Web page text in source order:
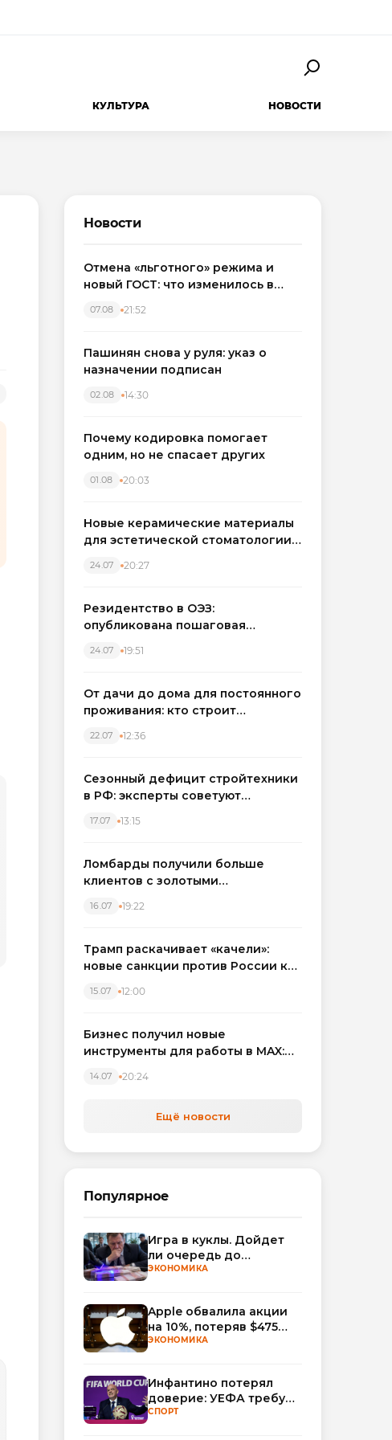
КУЛЬТУРА НОВОСТИ
Новости
Отмена «льготного» режима и
новый ГОСТ: что изменилось в
07.08 21:52
Пашинян снова у руля: указ о
назначении подписан
02.08 14:30
Почему кодировка помогает
одним, но не спасает других
01.08 20:03
Новые керамические материалы
для эстетической стоматологии
24.07 20:27
Резидентство в ОЭЗ:
опубликована пошаговая
налоговых льгот для инвесторов
24.07 19:51
От дачи до дома для постоянного
проживания: кто строит
Западном регионе
22.07 12:36
Сезонный дефицит стройтехники
в РФ: эксперты советуют
17.07 13:15
Ломбарды получили больше
клиентов с золотыми
вырос на фоне подорожания
16.07 19:22
Трамп раскачивает «качели»:
новые санкции против России как
15.07 12:00
Бизнес получил новые
инструменты для работы в MAX:
автоматизируют обработку
14.07 20:24
Ещё новости
Популярное
Игра в куклы. Дойдет
ли очередь до
Миллера?
ЭКОНОМИКА
Apple обвалила акции
на 10%, потеряв $475
млрд капитализации
ЭКОНОМИКА
Инфантино потерял
доверие: УЕФА требует
смены руководства
СПОРТ